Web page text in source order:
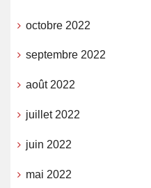
octobre 2022
septembre 2022
août 2022
juillet 2022
juin 2022
mai 2022